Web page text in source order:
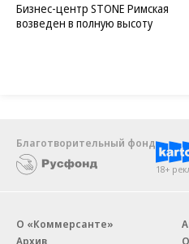
Бизнес-центр STONE Римская
возведен в полную высоту
Благотворительный фонд
18+
О «Коммерсанте»
Архив